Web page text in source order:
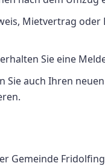
Mietvertrag oder
Sie eine
Sie auch Ihren
Gemeinde